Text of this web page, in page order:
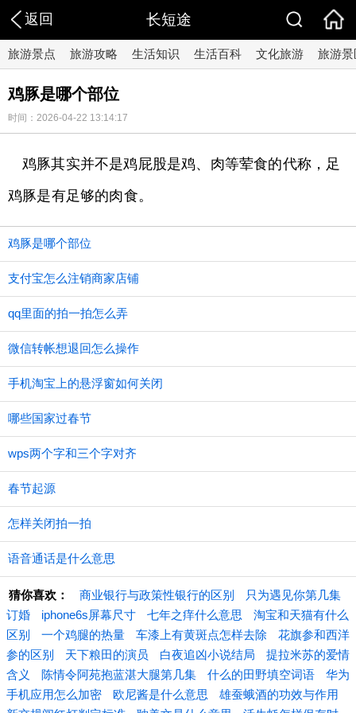
返回 长短途
旅游景点 旅游攻略 生活知识 生活百科 文化旅游 旅游景
鸡豚是哪个部位
时间：2026-04-22 13:14:17
鸡豚其实并不是鸡屁股是鸡、肉等荤食的代称，足
鸡豚是有足够的肉食。
鸡豚是哪个部位
支付宝怎么注销商家店铺
qq里面的拍一拍怎么弄
微信转帐想退回怎么操作
手机淘宝上的悬浮窗如何关闭
哪些国家过春节
wps两个字和三个字对齐
春节起源
怎样关闭拍一拍
语音通话是什么意思
猜你喜欢： 商业银行与政策性银行的区别
只为遇见你第几集
订婚
iphone6s屏幕尺寸 七年之痒什么意思
淘宝和天猫有什么
区别
一个鸡腿的热量 车漆上有黄斑点怎样去除
花旗参和西洋
参的区别
天下粮田的演员 白夜追凶小说结局
提拉米苏的爱情
含义
陈情令阿苑抱蓝湛大腿第几集 什么的田野填空词语
华为
手机应用怎么加密
欧尼酱是什么意思
雄蚕蛾酒的功效与作用